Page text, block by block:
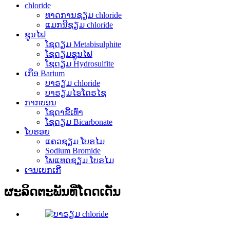
chloride
ທາດການຊຽມ chloride
ແມກນີຊຽມ chloride
ຊູນໄຟ
ໂຊດຽມ Metabisulphite
ໂຊດຽມຊູນໄຟ
ໂຊດຽມ Hydrosulfite
ເກືອ Barium
ບາຣຽມ chloride
ບາຣຽມໄຮໂດຣໄຊ
ກາກບອນ
ໂຊດາຂີ້ເທົ່າ
ໂຊດຽມ Bicarbonate
ໂບຣອຍ
ແຄວຊຽມ ໂບຣໄມ
Sodium Bromide
ໂພແທດຊຽມ ໂບຣໄມ
ເຈນເບກເກີ
ຜະລິດຕະພັນທີ່ໂດດເດັ່ນ